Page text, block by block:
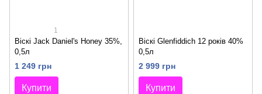
1
Віскі Jack Daniel's Honey 35%,
0,5л
1 249 грн
Купити
Віскі Glenfiddich 12 років 40%
0,5л
2 999 грн
Купити